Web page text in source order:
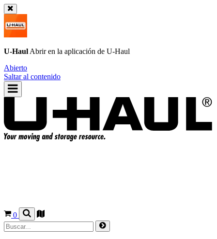
U-Haul Abrir en la aplicación de U-Haul
Abierto
Saltar al contenido
0